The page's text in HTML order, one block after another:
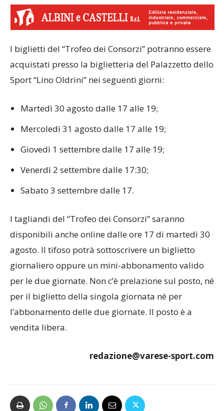
I biglietti del “Trofeo dei Consorzi” potranno essere
acquistati presso la biglietteria del Palazzetto dello
Sport “Lino Oldrini” nei seguenti giorni:
Martedì 30 agosto dalle 17 alle 19;
Mercoledì 31 agosto dalle 17 alle 19;
Giovedì 1 settembre dalle 17 alle 19;
Venerdì 2 settembre dalle 17:30;
Sabato 3 settembre dalle 17.
I tagliandi del “Trofeo dei Consorzi” saranno
disponibili anche online dalle ore 17 di martedì 30
agosto. Il tifoso potrà sottoscrivere un biglietto
giornaliero oppure un mini-abbonamento valido
per le due giornate. Non c’è prelazione sul posto, né
per il biglietto della singola giornata né per
l’abbonamento delle due giornate. Il posto è a
vendita libera.
redazione@varese-sport.com